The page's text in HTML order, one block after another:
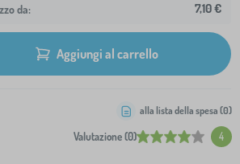
da: 7,10 €
Aggiungi al carrello
Valutazione (0) 4
alla lista della spesa (0)